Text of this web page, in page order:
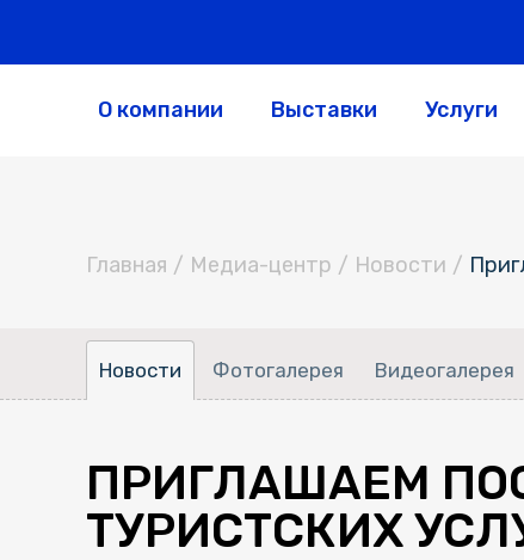
О компании Выставки Услуги
Главная / Медиа-центр / Новости /
Новости Фотогалерея Видеогалерея
ПРИГЛАШАЕМ
ТУРИСТСКИХ